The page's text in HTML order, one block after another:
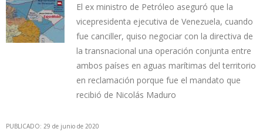
El ex ministro de Petróleo aseguró que la
vicepresidenta ejecutiva de Venezuela, cuando
fue canciller, quiso negociar con la directiva de
la transnacional una operación conjunta entre
ambos países en aguas marítimas del territorio
en reclamación porque fue el mandato que
recibió de Nicolás Maduro
PUBLICADO: 29 de junio de 2020